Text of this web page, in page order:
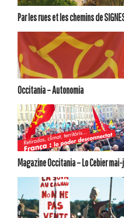
Par les rues et les chemins de
Occitania – Autonomia
Magazine Occitania – Lo Cebier